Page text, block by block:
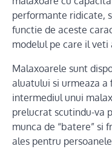
performante ridicate,
functie de aceste
modelul pe care il veti
Malaxoarele sunt
aluatului si urmeaza
intermediul unui
prelucrat scutindu-va
munca de “batere” si
ales pentru